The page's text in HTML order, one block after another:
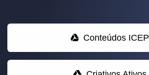
Conteúdos ICEP